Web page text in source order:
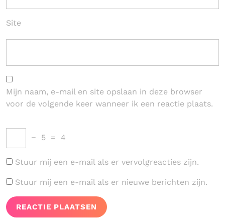
Site
Mijn naam, e-mail en site opslaan in deze browser
voor de volgende keer wanneer ik een reactie plaats.
− 5 = 4
Stuur mij een e-mail als er vervolgreacties zijn.
Stuur mij een e-mail als er nieuwe berichten zijn.